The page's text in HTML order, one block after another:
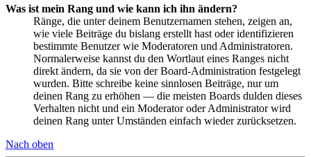
Was ist mein Rang und wie kann ich ihn ändern?
Ränge, die unter deinem Benutzernamen stehen, zeigen an,
wie viele Beiträge du bislang erstellt hast oder identifizieren
bestimmte Benutzer wie Moderatoren und Administratoren.
Normalerweise kannst du den Wortlaut eines Ranges nicht
direkt ändern, da sie von der Board-Administration festgelegt
wurden. Bitte schreibe keine sinnlosen Beiträge, nur um
deinen Rang zu erhöhen — die meisten Boards dulden dieses
Verhalten nicht und ein Moderator oder Administrator wird
deinen Rang unter Umständen einfach wieder zurücksetzen.
Nach oben